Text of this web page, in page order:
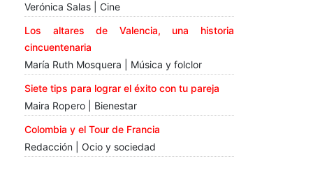
Verónica Salas | Cine
Los altares de Valencia, una historia
cincuentenaria
María Ruth Mosquera | Música y folclor
Siete tips para lograr el éxito con tu pareja
Maira Ropero | Bienestar
Colombia y el Tour de Francia
Redacción | Ocio y sociedad